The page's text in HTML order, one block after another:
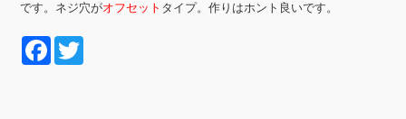
です。ネジ穴がオフセット タイプ。作りはホント良いです。
F